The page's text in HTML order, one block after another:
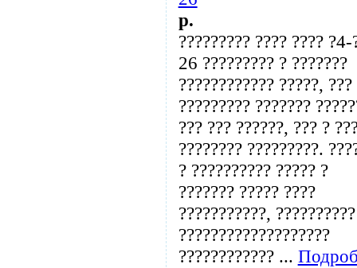
p.
????????? ???? ????
26 ????????? ? ???????
???????????? ?????, ???
????????? ???????
??? ??? ??????, ??? ?
???????? ?????????.
? ?????????? ????? ?
??????? ????? ????
???????????,
???????????????????
???????????? ...